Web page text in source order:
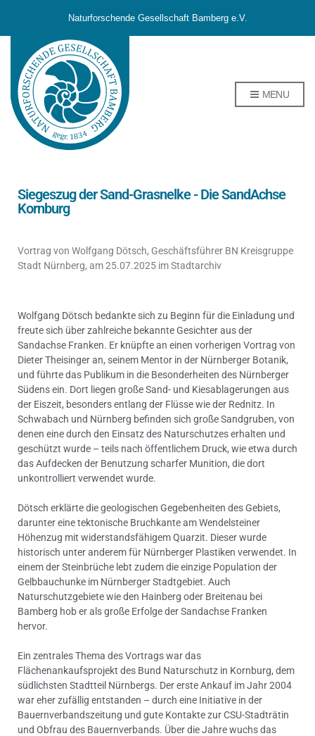
Naturforschende Gesellschaft Bamberg e.V.
MENU
Siegeszug der Sand-Grasnelke - Die SandAchse
Kornburg
Vortrag von Wolfgang Dötsch, Geschäftsführer BN Kreisgruppe
Stadt Nürnberg, am 25.07.2025 im Stadtarchiv
Wolfgang Dötsch bedankte sich zu Beginn für die Einladung und
freute sich über zahlreiche bekannte Gesichter aus der
Sandachse Franken. Er knüpfte an einen vorherigen Vortrag von
Dieter Theisinger an, seinem Mentor in der Nürnberger Botanik,
und führte das Publikum in die Besonderheiten des Nürnberger
Südens ein. Dort liegen große Sand- und Kiesablagerungen aus
der Eiszeit, besonders entlang der Flüsse wie der Rednitz. In
Schwabach und Nürnberg befinden sich große Sandgruben, von
denen eine durch den Einsatz des Naturschutzes erhalten und
geschützt wurde – teils nach öffentlichem Druck, wie etwa durch
das Aufdecken der Benutzung scharfer Munition, die dort
unkontrolliert verwendet wurde.
Dötsch erklärte die geologischen Gegebenheiten des Gebiets,
darunter eine tektonische Bruchkante am Wendelsteiner
Höhenzug mit widerstandsfähigem Quarzit. Dieser wurde
historisch unter anderem für Nürnberger Plastiken verwendet. In
einem der Steinbrüche lebt zudem die einzige Population der
Gelbbauchunke im Nürnberger Stadtgebiet. Auch
Naturschutzgebiete wie den Hainberg oder Breitenau bei
Bamberg hob er als große Erfolge der Sandachse Franken
hervor.
Ein zentrales Thema des Vortrags war das
Flächenankaufsprojekt des Bund Naturschutz in Kornburg, dem
südlichsten Stadtteil Nürnbergs. Der erste Ankauf im Jahr 2004
war eher zufällig entstanden – durch eine Initiative in der
Bauernverbandszeitung und gute Kontakte zur CSU-Stadträtin
und Obfrau des Bauernverbands. Über die Jahre wuchs das